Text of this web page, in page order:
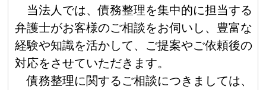
当法人では、債務整理を集中的に担当する
弁護士がお客様のご相談をお伺いし、豊富な
経験や知識を活かして、ご提案やご依頼後の
対応をさせていただきます。
債務整理に関するご相談につきましては、